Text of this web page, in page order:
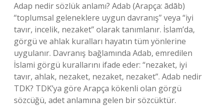
Adap nedir sözlük anlamı? Adab (Arapça: ādāb)
“toplumsal geleneklere uygun davranış” veya “iyi
tavır, incelik, nezaket” olarak tanımlanır. İslam’da,
görgü ve ahlak kuralları hayatın tüm yönlerine
uygulanır. Davranış bağlamında Adab, emredilen
İslami görgü kurallarını ifade eder: “nezaket, iyi
tavır, ahlak, nezaket, nezaket, nezaket”. Adab nedir
TDK? TDK’ya göre Arapça kökenli olan görgü
sözcüğü, adet anlamına gelen bir sözcüktür.